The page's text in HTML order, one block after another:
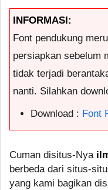
INFORMASI:
Font pendukung
persiapkan sebelum
tidak terjadi
nanti. Silahkan
Download : Font
Cuman disitus-Nya
berbeda dari situs-
yang kami bagikan